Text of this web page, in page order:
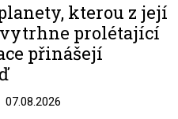
kterou z její
prolétající
přinášejí
07.08.2026